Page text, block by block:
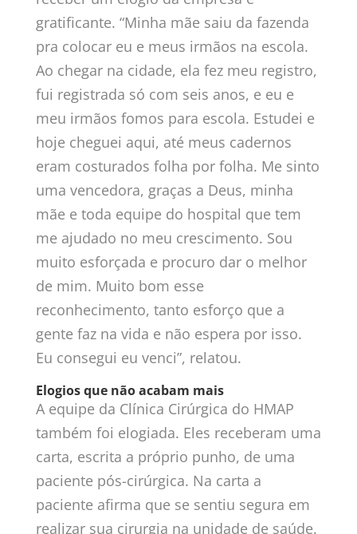
gratificante. “Minha mãe saiu da fazenda
pra colocar eu e meus irmãos na escola.
Ao chegar na cidade, ela fez meu registro,
fui registrada só com seis anos, e eu e
meu irmãos fomos para escola. Estudei e
hoje cheguei aqui, até meus cadernos
eram costurados folha por folha. Me sinto
uma vencedora, graças a Deus, minha
mãe e toda equipe do hospital que tem
me ajudado no meu crescimento. Sou
muito esforçada e procuro dar o melhor
de mim. Muito bom esse
reconhecimento, tanto esforço que a
gente faz na vida e não espera por isso.
Eu consegui eu venci”, relatou.
Elogios que não acabam mais
A equipe da Clínica Cirúrgica do HMAP
também foi elogiada. Eles receberam uma
carta, escrita a próprio punho, de uma
paciente pós-cirúrgica. Na carta a
paciente afirma que se sentiu segura em
realizar sua cirurgia na unidade de saúde.